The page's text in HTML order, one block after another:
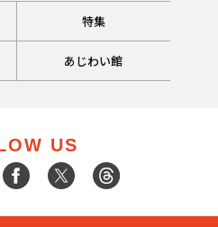
特集
あじわい館
US